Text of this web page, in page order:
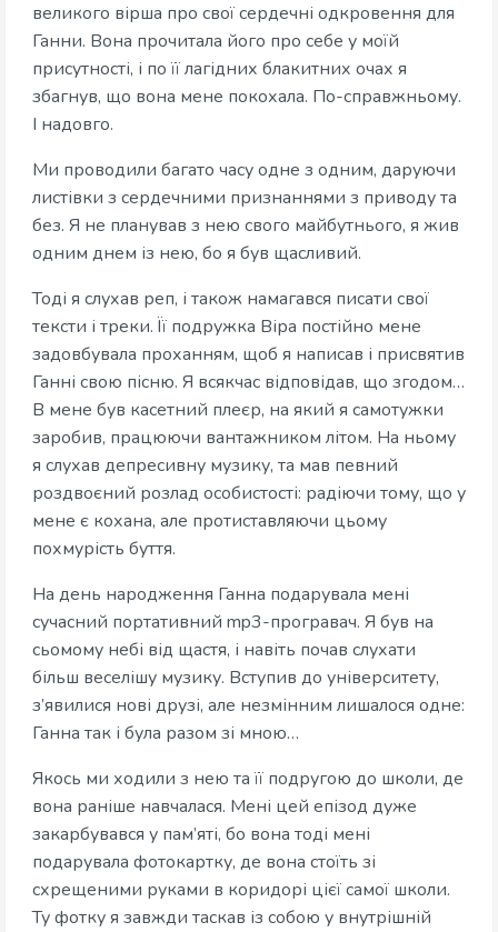
великого вірша про свої сердечні одкровення для
Ганни. Вона прочитала його про себе у моїй
присутності, і по її лагідних блакитних очах я
збагнув, що вона мене покохала. По-справжньому.
І надовго.
Ми проводили багато часу одне з одним, даруючи
листівки з сердечними признаннями з приводу та
без. Я не планував з нею свого майбутнього, я жив
одним днем із нею, бо я був щасливий.
Тоді я слухав реп, і також намагався писати свої
тексти і треки. Її подружка Віра постійно мене
задовбувала проханням, щоб я написав і присвятив
Ганні свою пісню. Я всякчас відповідав, що згодом…
В мене був касетний плеєр, на який я самотужки
заробив, працюючи вантажником літом. На ньому
я слухав депресивну музику, та мав певний
роздвоєний розлад особистості: радіючи тому, що у
мене є кохана, але протиставляючи цьому
похмурість буття.
На день народження Ганна подарувала мені
сучасний портативний mp3-програвач. Я був на
сьомому небі від щастя, і навіть почав слухати
більш веселішу музику. Вступив до університету,
з’явилися нові друзі, але незмінним лишалося одне:
Ганна так і була разом зі мною…
Якось ми ходили з нею та її подругою до школи, де
вона раніше навчалася. Мені цей епізод дуже
закарбувався у пам’яті, бо вона тоді мені
подарувала фотокартку, де вона стоїть зі
схрещеними руками в коридорі цієї самої школи.
Ту фотку я завжди таскав із собою у внутрішній